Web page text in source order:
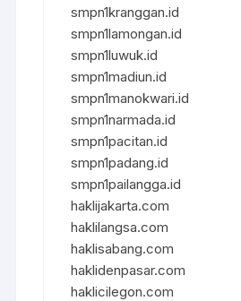
smpn1kranggan.id
smpn1lamongan.id
smpn1luwuk.id
smpn1madiun.id
smpn1manokwari.id
smpn1narmada.id
smpn1pacitan.id
smpn1padang.id
smpn1pailangga.id
haklijakarta.com
haklilangsa.com
haklisabang.com
haklidenpasar.com
haklicilegon.com